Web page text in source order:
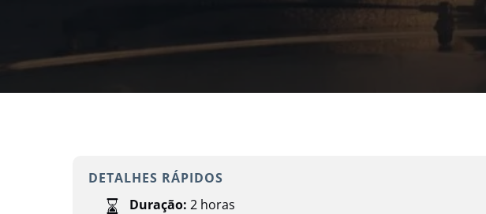
DETALHES RÁPIDOS
Duração: 2 horas